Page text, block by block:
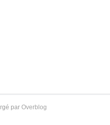
par Overblog